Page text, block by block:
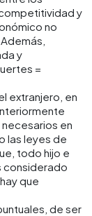
y
no
y
=
extranjero, en
en
las leyes de
todo hijo e
considerado
que
de ser